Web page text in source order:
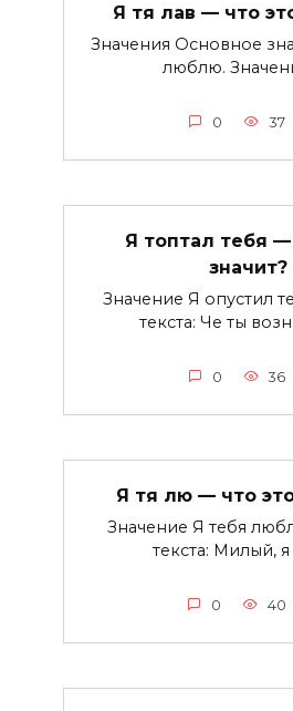
Я тя лав — что
Значения Основное
люблю.
0 37
Я топтал тебя —
значит?
Значение Я опустил
текста: Че ты
0 36
Я тя лю — что
Значение Я тебя
текста: Милый, я
0 40